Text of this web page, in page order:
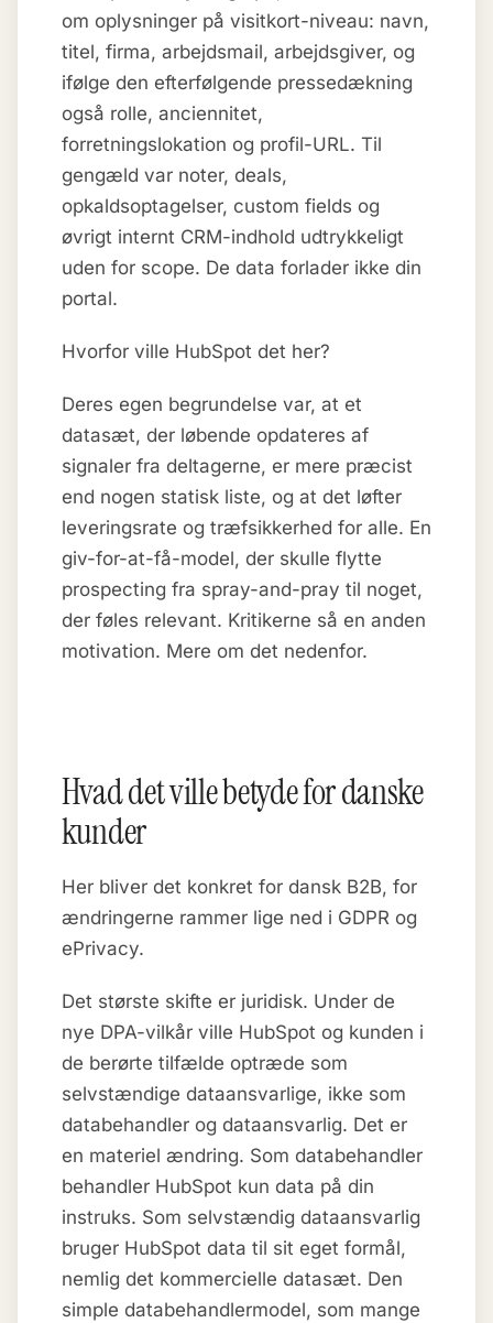
om oplysninger på visitkort-niveau: navn,
titel, firma, arbejdsmail, arbejdsgiver, og
ifølge den efterfølgende pressedækning
også rolle, anciennitet,
forretningslokation og profil-URL. Til
gengæld var noter, deals,
opkaldsoptagelser, custom fields og
øvrigt internt CRM-indhold udtrykkeligt
uden for scope. De data forlader ikke din
portal.
Hvorfor ville HubSpot det her?
Deres egen begrundelse var, at et
datasæt, der løbende opdateres af
signaler fra deltagerne, er mere præcist
end nogen statisk liste, og at det løfter
leveringsrate og træfsikkerhed for alle. En
giv-for-at-få-model, der skulle flytte
prospecting fra spray-and-pray til noget,
der føles relevant. Kritikerne så en anden
motivation. Mere om det nedenfor.
Hvad det ville betyde for danske
kunder
Her bliver det konkret for dansk B2B, for
ændringerne rammer lige ned i GDPR og
ePrivacy.
Det største skifte er juridisk. Under de
nye DPA-vilkår ville HubSpot og kunden i
de berørte tilfælde optræde som
selvstændige dataansvarlige, ikke som
databehandler og dataansvarlig. Det er
en materiel ændring. Som databehandler
behandler HubSpot kun data på din
instruks. Som selvstændig dataansvarlig
bruger HubSpot data til sit eget formål,
nemlig det kommercielle datasæt. Den
simple databehandlermodel, som mange